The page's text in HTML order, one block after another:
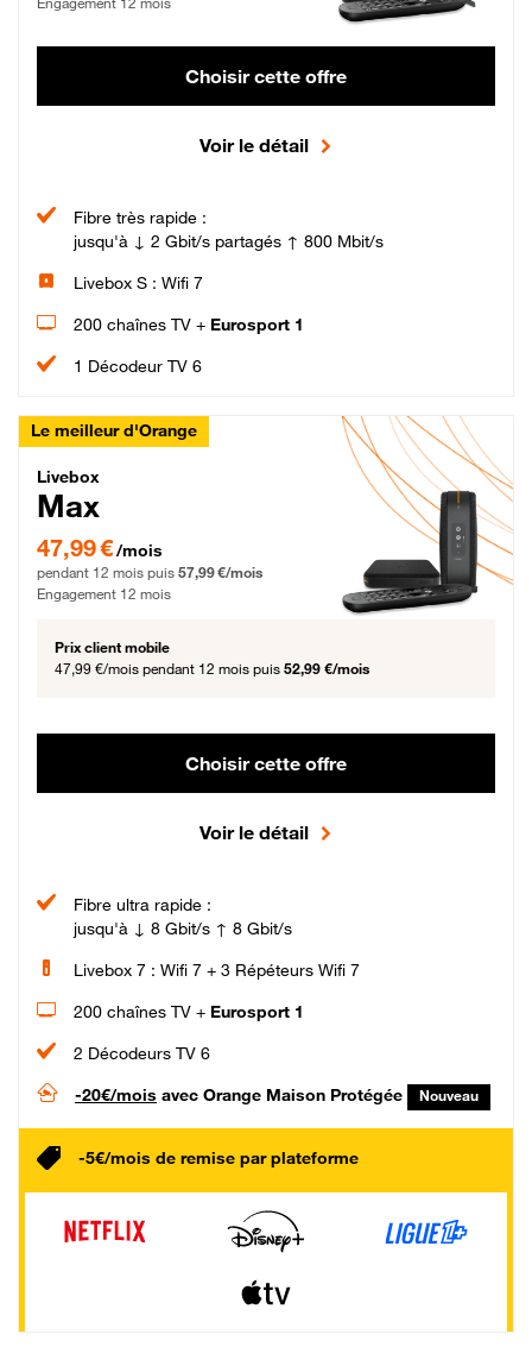
Choisir cette offre
Voir le détail
Fibre très rapide :
jusqu'à ↓ 2 Gbit/s partagés ↑ 800 Mbit/s
Livebox S : Wifi 7
200 chaînes TV + Eurosport 1
1 Décodeur TV 6
Le meilleur d'Orange
Livebox Max Fibre
Livebox
Max
47,99 € par mois pendant 12 mois puis 57,99 € par mois, Engagement 12 mois
47,99 €/mois
pendant 12 mois puis 57,99 €/mois
Engagement 12 mois
Prix client mobile
47,99 €/mois pendant 12 mois puis 52,99 €/mois
Choisir cette offre
Voir le détail
Fibre ultra rapide :
jusqu'à ↓ 8 Gbit/s ↑ 8 Gbit/s
Livebox 7 : Wifi 7 + 3 Répéteurs Wifi 7
200 chaînes TV + Eurosport 1
2 Décodeurs TV 6
-20€/mois avec Orange Maison Protégée Nouveau
-5€/mois de remise par plateforme